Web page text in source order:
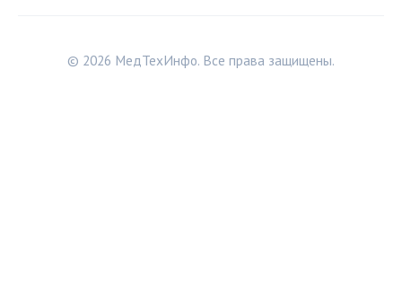
© 2026 МедТехИнфо. Все права защищены.